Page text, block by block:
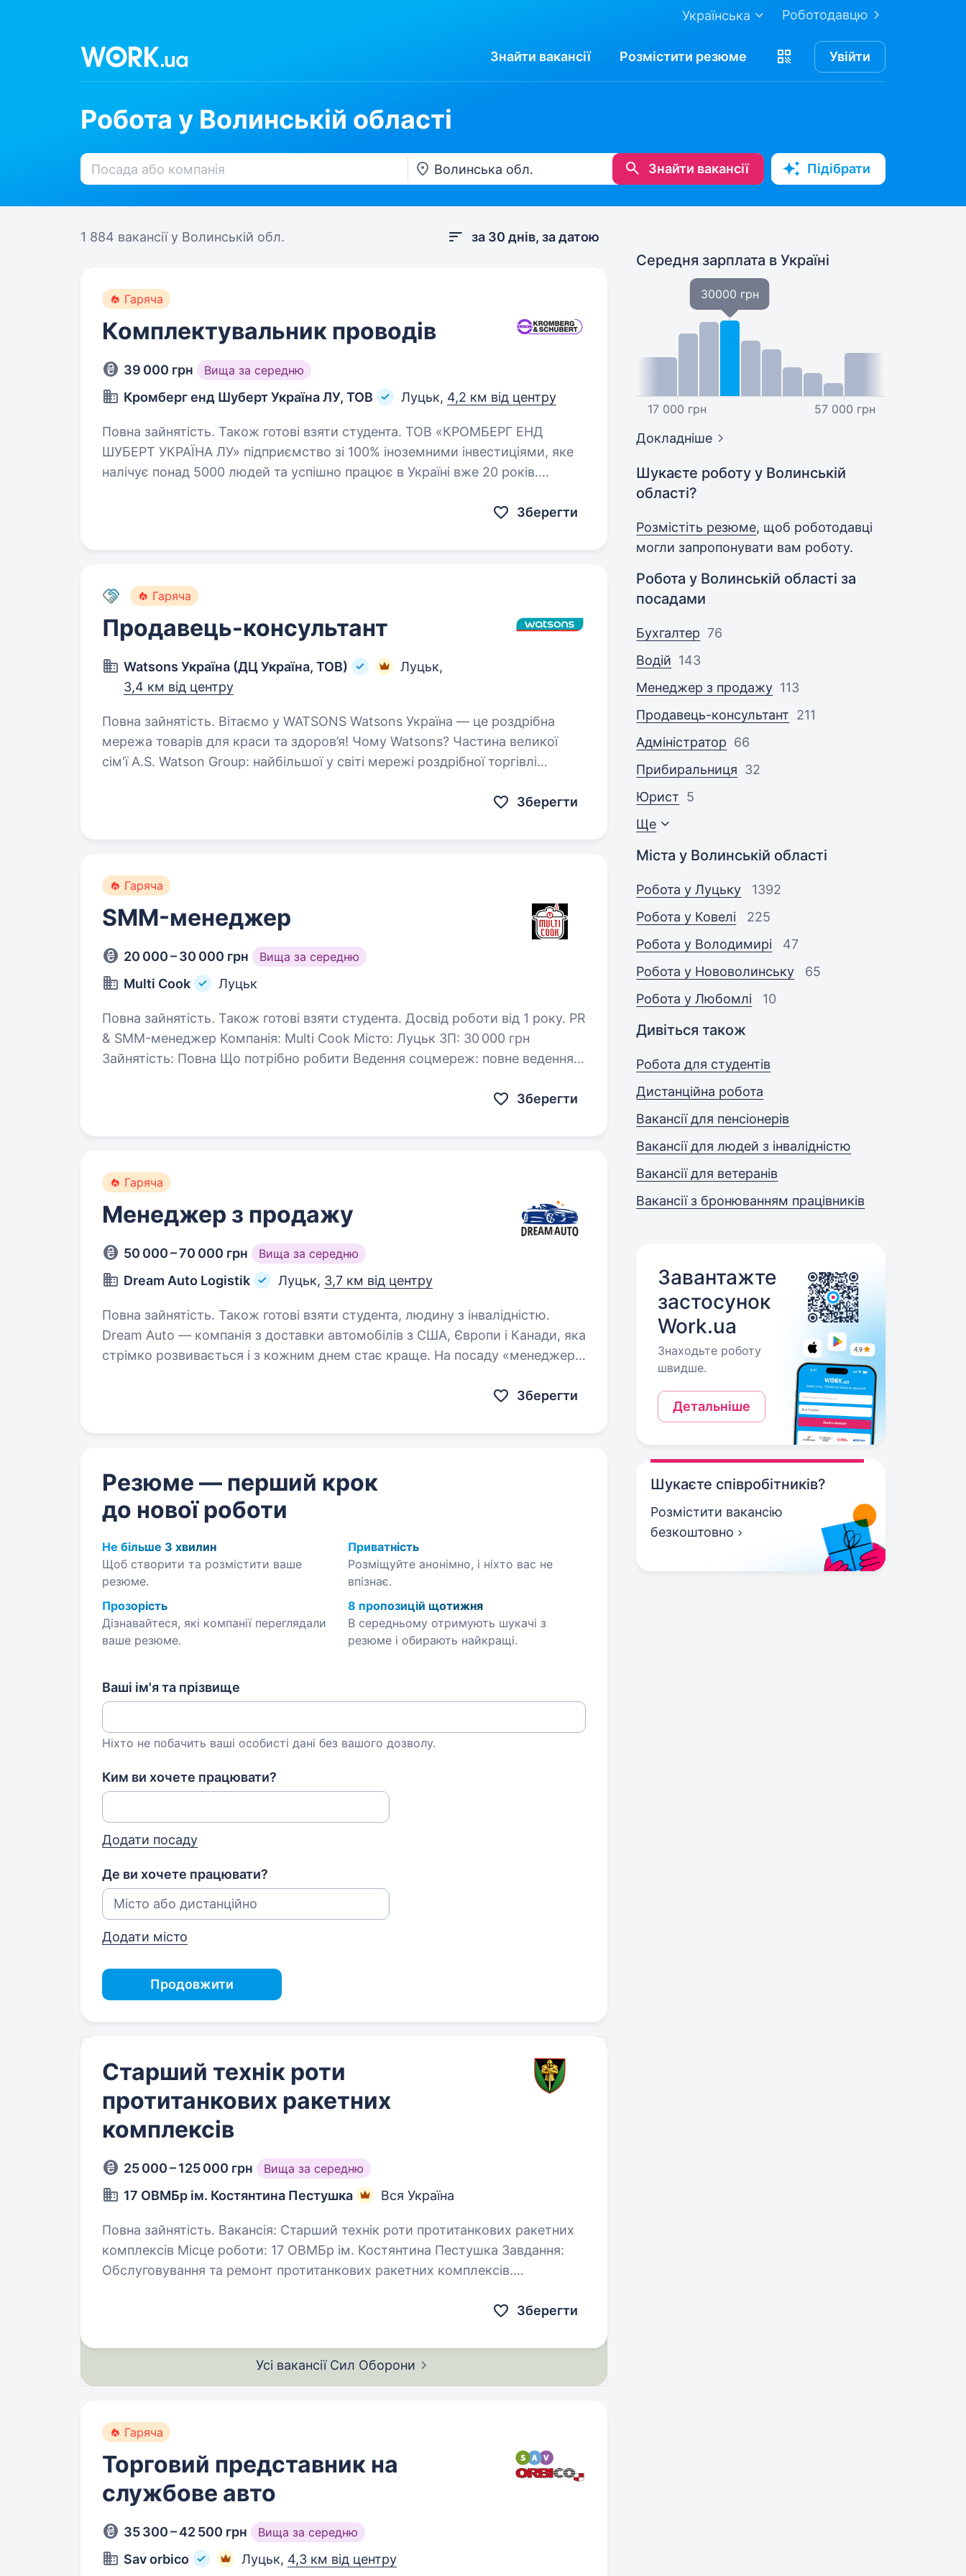
Роботодавцю
Українська
Знайти вакансії Розмістити резюме Увійти
Робота у Волинській області
Знайти вакансії Підібрати
1 884 вакансіїу Волинській обл. за 30 днів, за датою
Гаряча
Комплектувальник проводів
39 000 грн Вища за середню
Кромберг енд Шуберт Україна ЛУ, ТОВ Луцьк, 4,2 км від центру
Повна зайнятість. Також готові взяти студента. ТОВ «КРОМБЕРГ ЕНД
ШУБЕРТ УКРАЇНА ЛУ» підприємство зі 100% іноземними інвестиціями, яке
налічує понад 5000 людей та успішно працює в Україні вже 20 років.
Зберегти
Гаряча
Продавець-консультант
Watsons Україна (ДЦ Україна, ТОВ)
Луцьк,
3,4 км від центру
Повна зайнятість. Вітаємо у WATSONS Watsons Україна — це роздрібна
мережа товарів для краси та здоров’я! Чому Watsons? Частина великої
сім'ї A.S. Watson Group: найбільшої у світі мережі роздрібної торгівлі
Зберегти
Гаряча
SMM-менеджер
20 000 – 30 000 грн Вища за середню
Multi Cook Луцьк
Повна зайнятість. Також готові взяти студента. Досвід роботи від 1 року. PR
& SMM-менеджер ​Компанія: Multi Cook Місто: Луцьк ЗП: 30 000 грн
Зайнятість: Повна ​Що потрібно робити ​Ведення соцмереж: повне ведення
Зберегти
Гаряча
Менеджер з продажу
50 000 – 70 000 грн Вища за середню
Dream Auto Logistik Луцьк, 3,7 км від центру
Повна зайнятість. Також готові взяти студента, людину з інвалідністю.
Dream Auto — компанія з доставки автомобілів з США, Європи і Канади, яка
стрімко розвивається і з кожним днем стає краще. На посаду «менеджер
Зберегти
Резюме — перший крок
до нової роботи
Не більше 3 хвилин
Щоб створити та розмістити ваше
резюме.
Приватність
Розміщуйте анонімно, і ніхто вас не
впізнає.
Прозорість
Дізнавайтеся, які компанії переглядали
ваше резюме.
8 пропозицій щотижня
В середньому отримують шукачі з
резюме і обирають найкращі.
Ваші ім'я та прізвище
Ніхто не побачить ваші особисті дані без вашого дозволу.
Ким ви хочете працювати?
Додати посаду
Де ви хочете працювати?
Додати місто
Продовжити
Старший технік роти
протитанкових ракетних
комплексів
25 000 – 125 000 грн Вища за середню
17 ОВМБр ім. Костянтина Пестушка Вся Україна
Повна зайнятість. Вакансія: Старший технік роти протитанкових ракетних
комплексів Місце роботи: 17 ОВМБр ім. Костянтина Пестушка Завдання:
Обслуговування та ремонт протитанкових ракетних комплексів.
Зберегти
Усі вакансії Сил Оборони
Гаряча
Торговий представник на
службове авто
35 300 – 42 500 грн Вища за середню
Sav orbico Луцьк, 4,3 км від центру
Середня зарплата в Україні
17 000 грн
30000 грн
57 000 грн
Докладніше
Шукаєте роботу у Волинській
області?
Розмістіть резюме, щоб роботодавці
могли запропонувати вам роботу.
Робота у Волинській області за
посадами
Бухгалтер 76
Водій 143
Менеджер з продажу 113
Продавець-консультант 211
Адміністратор 66
Прибиральниця 32
Юрист 5
Ще
Міста у Волинській області
Робота у Луцьку
1392
Робота у Ковелі
225
Робота у Володимирі
47
Робота у Нововолинську
65
Робота у Любомлі
10
Дивіться також
Робота для студентів
Дистанційна робота
Вакансії для пенсіонерів
Вакансії для людей з інвалідністю
Вакансії для ветеранів
Вакансії з бронюванням працівників
Завантажте
застосунок
Work.ua
Знаходьте роботу
швидше.
Детальніше
Шукаєте співробітників?
Розмістити вакансію
безкоштовно